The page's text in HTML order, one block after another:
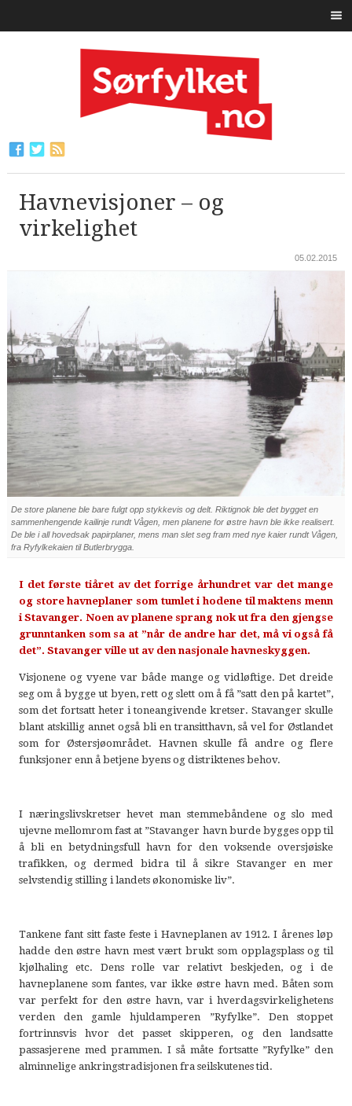
Havnevisjoner – og
virkelighet
05.02.2015
De store planene ble bare fulgt opp stykkevis og delt. Riktignok ble det bygget en
sammenhengende kailinje rundt Vågen, men planene for østre havn ble ikke realisert.
De ble i all hovedsak papirplaner, mens man slet seg fram med nye kaier rundt Vågen,
fra Ryfylkekaien til Butlerbrygga.
I det første tiåret av det forrige århundret var det mange
og store havneplaner som tumlet i hodene til maktens menn
i Stavanger. Noen av planene sprang nok ut fra den gjengse
grunntanken som sa at ”når de andre har det, må vi også få
det”. Stavanger ville ut av den nasjonale havneskyggen.
Visjonene og vyene var både mange og vidløftige. Det dreide
seg om å bygge ut byen, rett og slett om å få ”satt den på kartet”,
som det fortsatt heter i toneangivende kretser. Stavanger skulle
blant atskillig annet også bli en transitthavn, så vel for Østlandet
som for Østersjøområdet. Havnen skulle få andre og flere
funksjoner enn å betjene byens og distriktenes behov.
I næringslivskretser hevet man stemmebåndene og slo med
ujevne mellomrom fast at ”Stavanger havn burde bygges opp til
å bli en betydningsfull havn for den voksende oversjøiske
trafikken, og dermed bidra til å sikre Stavanger en mer
selvstendig stilling i landets økonomiske liv”.
Tankene fant sitt faste feste i Havneplanen av 1912. I årenes løp
hadde den østre havn mest vært brukt som opplagsplass og til
kjølhaling etc. Dens rolle var relativt beskjeden, og i de
havneplanene som fantes, var ikke østre havn med. Båten som
var perfekt for den østre havn, var i hverdagsvirkelighetens
verden den gamle hjuldamperen ”Ryfylke”. Den stoppet
fortrinnsvis hvor det passet skipperen, og den landsatte
passasjerene med prammen. I så måte fortsatte ”Ryfylke” den
alminnelige ankringstradisjonen fra seilskutenes tid.